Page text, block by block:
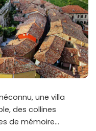
une villa
des collines
de mémoire…